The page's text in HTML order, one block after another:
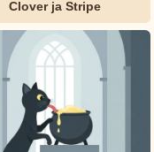
Clover ja Stripe